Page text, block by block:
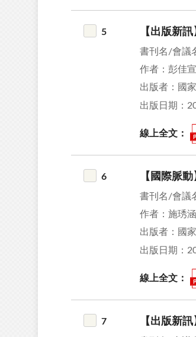
5 【出版新
書刊名/會議
作者：彭佳宣
出版者：國
出版日期：
線上全文：
6 【國際脈
書刊名/會議
作者：施琇涵
出版者：國
出版日期：
線上全文：
7 【出版新